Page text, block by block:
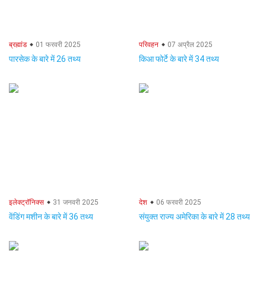
ब्रह्मांड 01 फरवरी 2025
पारसेक के बारे में 26 तथ्य
परिवहन 07 अप्रैल 2025
किआ फोर्टे के बारे में 34 तथ्य
इलेक्ट्रॉनिक्स 31 जनवरी 2025
वेंडिंग मशीन के बारे में 36 तथ्य
देश 06 फरवरी 2025
संयुक्त राज्य अमेरिका के बारे में 28 तथ्य